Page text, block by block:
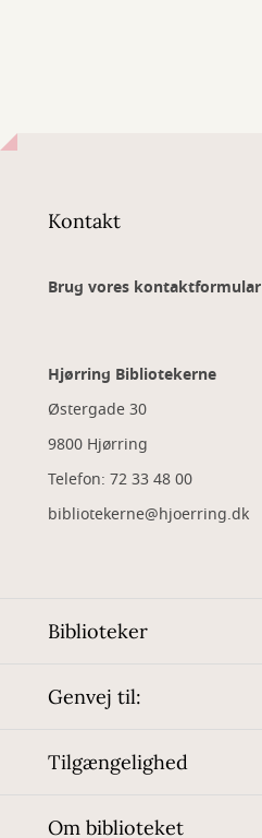
Kontakt
Brug vores kontaktformular
Hjørring Bibliotekerne
Østergade 30
9800 Hjørring
Telefon: 72 33 48 00
bibliotekerne@hjoerring.dk
Biblioteker
Genvej til:
Tilgængelighed
Om biblioteket